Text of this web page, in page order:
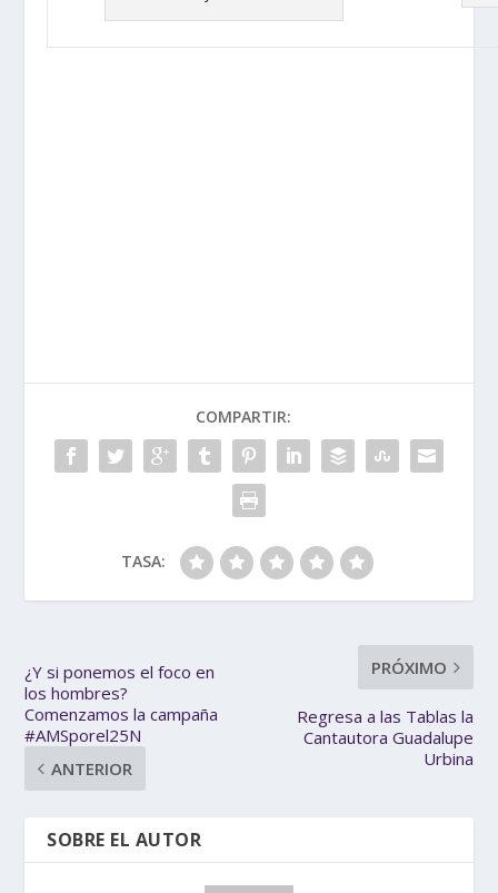
COMPARTIR:
TASA:
¿Y si ponemos el foco en
los hombres?
Comenzamos la campaña
#AMSporel25N
ANTERIOR
PRÓXIMO
Regresa a las Tablas la
Cantautora Guadalupe
Urbina
SOBRE EL AUTOR